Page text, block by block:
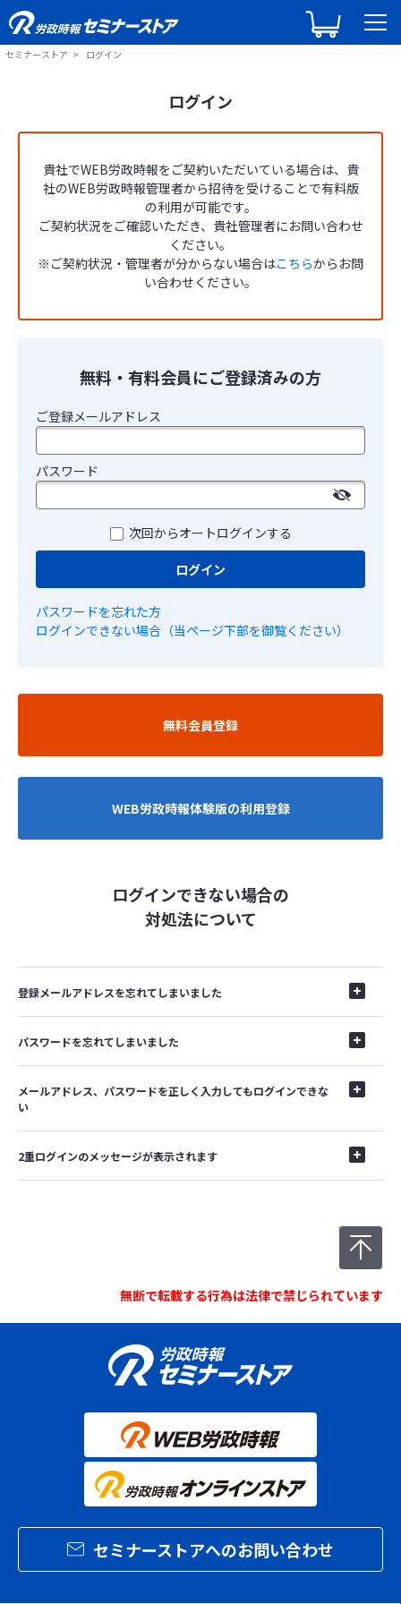
セミナーストア ログイン
ログイン
貴社でWEB労政時報をご契約いただいている場合は、貴
社のWEB労政時報管理者から招待を受けることで有料版
の利用が可能です。
ご契約状況をご確認いただき、貴社管理者にお問い合わせ
ください。
※ご契約状況・管理者が分からない場合はこちらからお問
い合わせください。
無料・有料会員にご登録済みの方
ご登録メールアドレス
パスワード
次回からオートログインする
ログイン
パスワードを忘れた方
ログインできない場合（当ページ下部を御覧ください）
無料会員登録
WEB労政時報体験版の利用登録
ログインできない場合の
対処法について
登録メールアドレスを忘れてしまいました
パスワードを忘れてしまいました
メールアドレス、パスワードを正しく入力してもログインできな
い
2重ログインのメッセージが表示されます
無断で転載する行為は法律で禁じられています
セミナーストアへのお問い合わせ